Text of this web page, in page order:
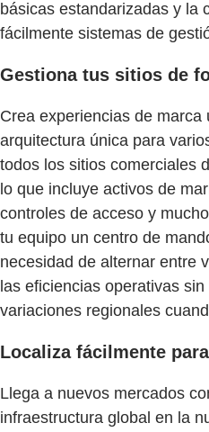
básicas estandarizadas y la
fácilmente sistemas de
Gestiona tus sitios de
Crea experiencias de marca
arquitectura única para
todos los sitios comerciales
lo que incluye activos de
controles de acceso y
tu equipo un centro de
necesidad de alternar entre
las eficiencias operativas
variaciones regionales
Localiza fácilmente
Llega a nuevos mercados
infraestructura global en la